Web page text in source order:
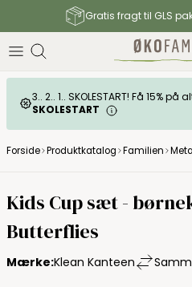
Gratis fragt til GLS
3.. 2.. 1.. SKOLESTART! Få 15%
SKOLESTART
Forside Produktkatalog Familien
Klean Kanteen
Kids Cup sæt -
Butterflies
Mærke:Klean Kanteen